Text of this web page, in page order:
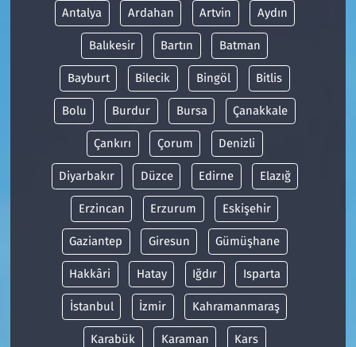
Antalya Ardahan Artvin Aydın
Balıkesir Bartın Batman
Bayburt Bilecik Bingöl Bitlis
Bolu Burdur Bursa Çanakkale
Çankırı Çorum Denizli
Diyarbakır Düzce Edirne Elazığ
Erzincan Erzurum Eskişehir
Gaziantep Giresun Gümüşhane
Hakkâri Hatay Iğdır Isparta
İstanbul İzmir Kahramanmaraş
Karabük Karaman Kars